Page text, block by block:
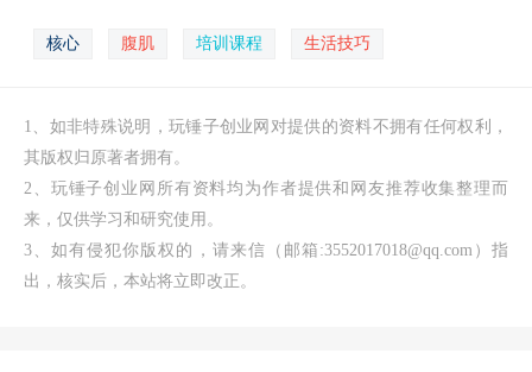
核心 腹肌 培训课程 生活技巧
1、如非特殊说明，玩锤子创业网对提供的资料不拥有任何权利，
其版权归原著者拥有。
2、玩锤子创业网所有资料均为作者提供和网友推荐收集整理而
来，仅供学习和研究使用。
3、如有侵犯你版权的，请来信（邮箱:3552017018@qq.com）指
出，核实后，本站将立即改正。